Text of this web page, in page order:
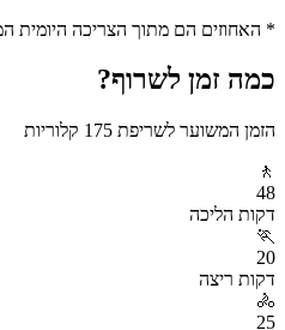
* האחוזים הם מתוך הצריכה היומית
כמה זמן לשרוף?
הזמן המשוער לשריפת 175 קלוריות
🚶
48
דקות הליכה
🏃
20
דקות ריצה
🚴
25